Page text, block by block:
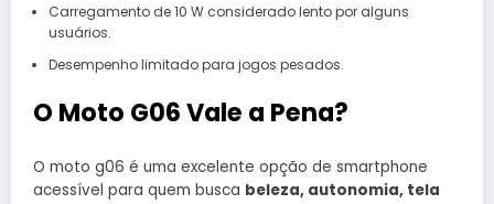
Carregamento de 10 W considerado lento por alguns
usuários.
Desempenho limitado para jogos pesados.
O Moto G06 Vale a Pena?
O moto g06 é uma excelente opção de smartphone
acessível para quem busca beleza, autonomia, tela